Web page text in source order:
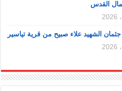
القدس
جثمان الشهيد علاء صبيح من قرية تياسير